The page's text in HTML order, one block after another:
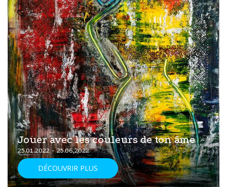
Jouer avec les couleurs de ton âme
25.01.2022 - 25.06.2022
DÉCOUVRIR PLUS